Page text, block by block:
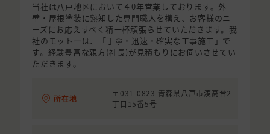
当社は八戸地区において４0年営業しております。外
壁・屋根塗装に熟知した専門職人を構え、お客様のニ
ーズにお応えすべく精一杯頑張らせていただきます。我
社のモットーは、「丁寧・迅速・確実な工事施工」で
す。経験豊富な親方(社長)が見積もりにお伺いさせてい
ただきます。
所在地
〒031-0823 青森県八戸市湊高台2
丁目15番5号